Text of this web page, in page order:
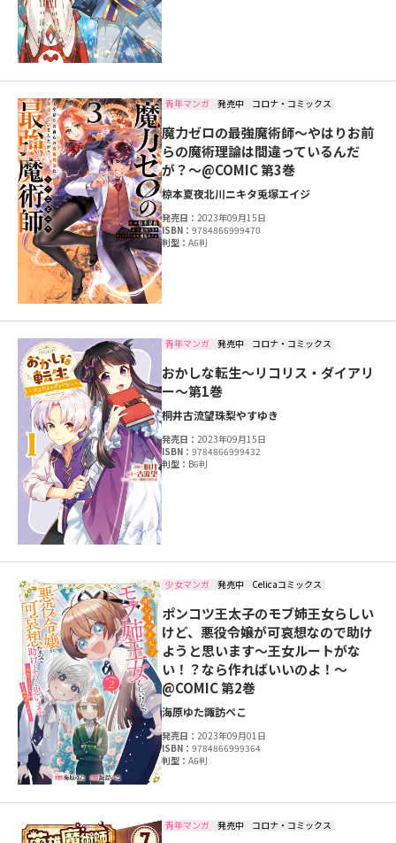
青年マンガ 発売中 コロナ・コミックス
魔力ゼロの最強魔術師～やはりお前
らの魔術理論は間違っているんだ
が？～@COMIC 第3巻
椋本夏夜北川ニキタ兎塚エイジ
発売日：2023年09月15日
ISBN：9784866999470
判型：A6判
青年マンガ 発売中 コロナ・コミックス
おかしな転生～リコリス・ダイアリ
ー～第1巻
桐井古流望珠梨やすゆき
発売日：2023年09月15日
ISBN：9784866999432
判型： B6判
少女マンガ 発売中 Celicaコミックス
ポンコツ王太子のモブ姉王女らしい
けど、悪役令嬢が可哀想なので助け
ようと思います～王女ルートがな
い！？なら作ればいいのよ！～
@COMIC 第2巻
海原ゆた諏訪ぺこ
発売日：2023年09月01日
ISBN：9784866999364
判型：A6判
青年マンガ 発売中 コロナ・コミックス